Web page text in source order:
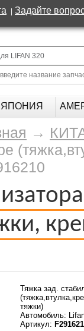
Задайте
ЯПОНИЯ
→
Тяжка зад.
тяжки)
Автомобиль:
Артикул: